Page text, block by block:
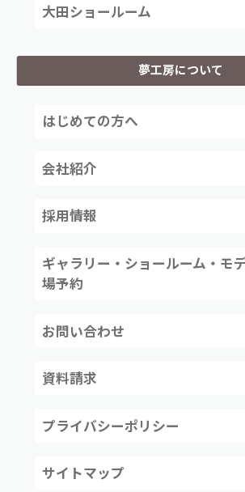
大田ショールーム
夢工房について
はじめての方へ
会社紹介
採用情報
ギャラリー・ショールーム・モ
場予約
お問い合わせ
資料請求
プライバシーポリシー
サイトマップ